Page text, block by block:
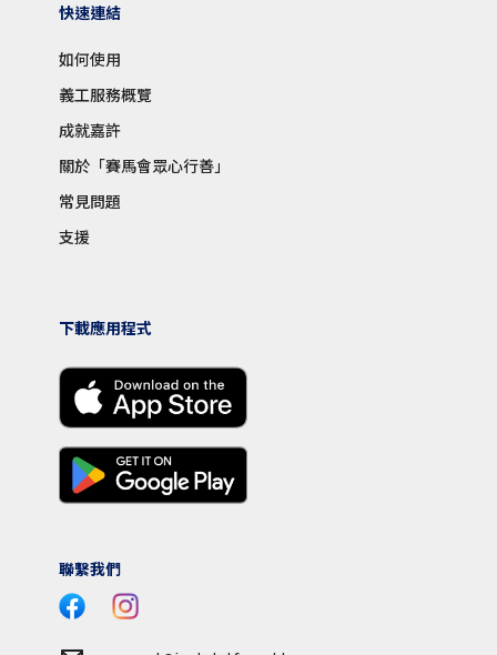
快速連結
如何使用
義工服務概覽
成就嘉許
關於「賽馬會眾心行善」
常見問題
支援
下載應用程式
聯繫我們